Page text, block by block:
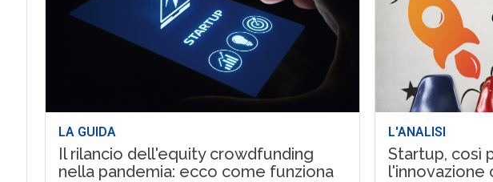
LA GUIDA
Il rilancio dell'equity crowdfunding
nella pandemia: ecco come funziona
L'ANALISI
Startup, così
l'innovazione